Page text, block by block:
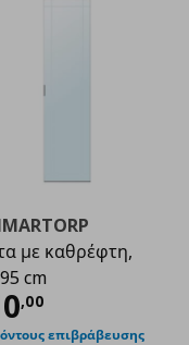
με καθρέφτη,
cm
,00
επιβράβευσης